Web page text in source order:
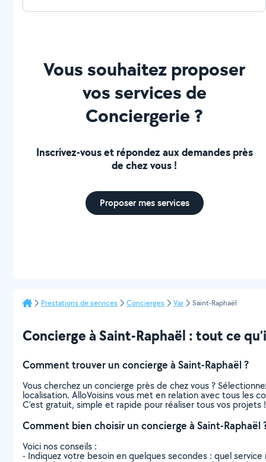
Vous souhaitez proposer
vos services de
Conciergerie ?
Inscrivez-vous et répondez aux demandes près
de chez vous !
Proposer mes services
Prestations de services Concierges Var Saint-Raphaël
Concierge à Saint-Raphaël : tout ce
Comment trouver un concierge à Saint-Raphaël ?
Vous cherchez un concierge près de chez vous ?
localisation. AlloVoisins vous met en relation avec tous les
C’est gratuit, simple et rapide pour réaliser tous vos projets !
Comment bien choisir un concierge à Saint-Raphaël
Voici nos conseils :
- Indiquez votre besoin en quelques secondes : quel